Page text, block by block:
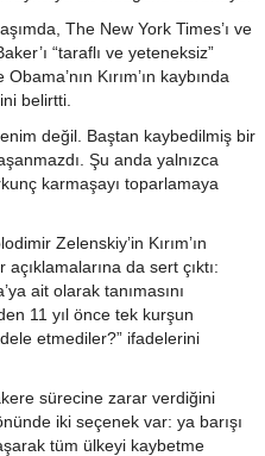
The New York Times’ı ve
“taraflı ve yeteneksiz”
Kırım’ın kaybında
belirtti.
değil. Baştan kaybedilmiş bir
Şu anda yalnızca
karmaşayı toparlamaya
Zelenskiy’in Kırım’ın
açıklamalarına da sert çıktı:
ait olarak tanımasını
11 yıl önce tek kurşun
etmediler?” ifadelerini
sürecine zarar verdiğini
iki seçenek var: ya barışı
tüm ülkeyi kaybetme